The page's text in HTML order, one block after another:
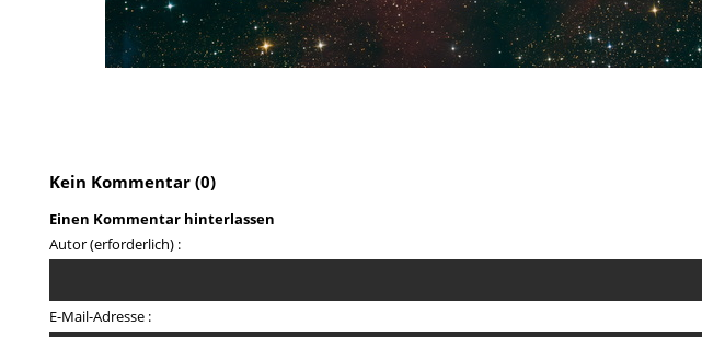
Kein Kommentar (0)
Einen Kommentar hinterlassen
Autor (erforderlich) :
E-Mail-Adresse :